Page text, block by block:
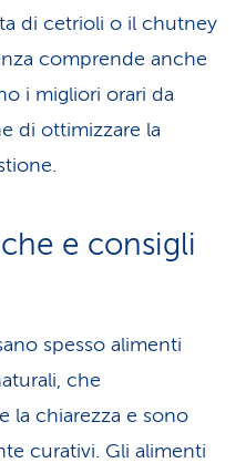
di cetrioli o il chutney
comprende anche
i migliori orari da
di ottimizzare la
e consigli
spesso alimenti
che
la chiarezza e sono
curativi. Gli alimenti